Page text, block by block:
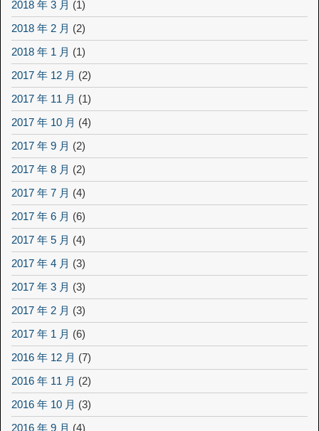
2018 年 3 月 (1)
2018 年 2 月 (2)
2018 年 1 月 (1)
2017 年 12 月 (2)
2017 年 11 月 (1)
2017 年 10 月 (4)
2017 年 9 月 (2)
2017 年 8 月 (2)
2017 年 7 月 (4)
2017 年 6 月 (6)
2017 年 5 月 (4)
2017 年 4 月 (3)
2017 年 3 月 (3)
2017 年 2 月 (3)
2017 年 1 月 (6)
2016 年 12 月 (7)
2016 年 11 月 (2)
2016 年 10 月 (3)
2016 年 9 月 (4)